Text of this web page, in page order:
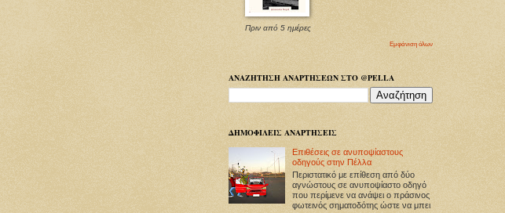
Πριν από 5 ημέρες
Εμφάνιση όλων
ΑΝΑΖΗΤΗΣΗ ΑΝΑΡΤΗΣΕΩΝ ΣΤΟ @PELLA
ΔΗΜΟΦΙΛΕΙΣ ΑΝΑΡΤΗΣΕΙΣ
Επιθέσεις σε ανυποψίαστους
οδηγούς στην Πέλλα
Περιστατικό με επίθεση από δύο
αγνώστους σε ανυποψίαστο οδηγό
που περίμενε να ανάψει ο πράσινος
φωτεινός σηματοδότης ώστε να μπει